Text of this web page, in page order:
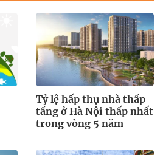
Tỷ lệ hấp thụ nhà thấp
tầng ở Hà Nội thấp nhất
trong vòng 5 năm